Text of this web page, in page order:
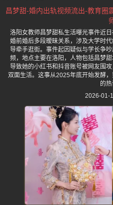
昌梦甜-婚内出轨视频流出-教育圈
洛阳女教师昌梦甜私生活曝光事件近
婚前婚后多段暧昧关系，涉及大学时
导牵手逛街。事件起因疑似与学长争
频，地点主要在洛阳，人物包括昌梦
导致她的小红书和抖音账号被网友围
双面生活。这事从2025年底开始发酵
的热
2026-01-